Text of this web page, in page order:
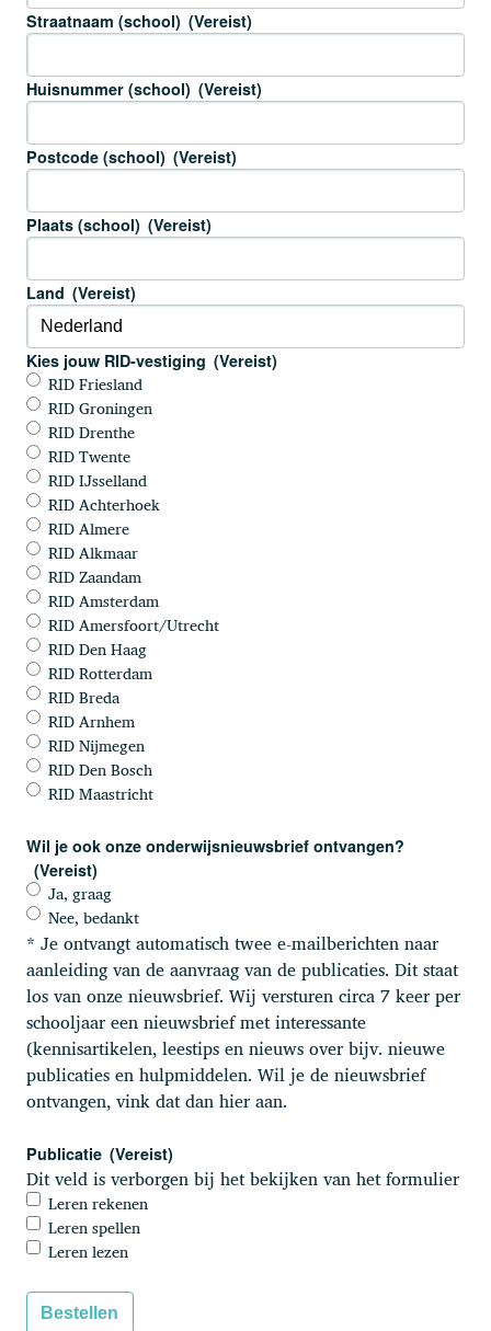
Straatnaam (school) (Vereist)
Huisnummer (school) (Vereist)
Postcode (school) (Vereist)
Plaats (school) (Vereist)
Land (Vereist)
Kies jouw RID-vestiging (Vereist)
RID Friesland
RID Groningen
RID Drenthe
RID Twente
RID IJsselland
RID Achterhoek
RID Almere
RID Alkmaar
RID Zaandam
RID Amsterdam
RID Amersfoort/Utrecht
RID Den Haag
RID Rotterdam
RID Breda
RID Arnhem
RID Nijmegen
RID Den Bosch
RID Maastricht
Wil je ook onze onderwijsnieuwsbrief ontvangen?
(Vereist)
Ja, graag
Nee, bedankt
* Je ontvangt automatisch twee e-mailberichten naar
aanleiding van de aanvraag van de publicaties. Dit staat
los van onze nieuwsbrief. Wij versturen circa 7 keer per
schooljaar een nieuwsbrief met interessante
(kennisartikelen, leestips en nieuws over bijv. nieuwe
publicaties en hulpmiddelen. Wil je de nieuwsbrief
ontvangen, vink dat dan hier aan.
Dit veld is verborgen bij het bekijken van het formulier
Publicatie (Vereist)
Leren rekenen
Leren spellen
Leren lezen